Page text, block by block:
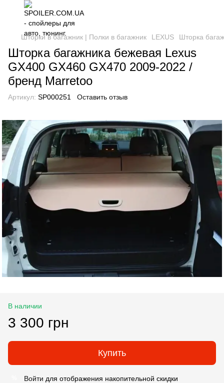
Шторки в багажник | Полки в багажник LEXUS Шторка
Шторка багажника бежевая Lexus
GX400 GX460 GX470 2009-2022 /
бренд Marretoo
Артикул: SP000251 Оставить отзыв
В наличии
3 300 грн
Купить
Войти для отображения накопительной скидки